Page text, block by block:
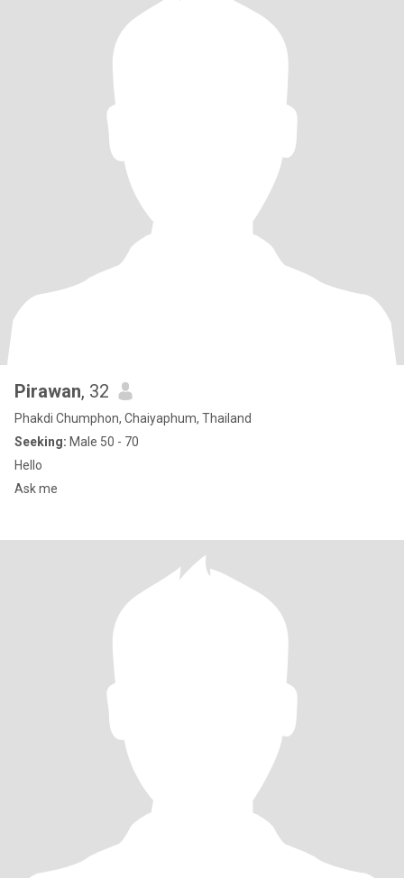
Pirawan, 32
Phakdi Chumphon, Chaiyaphum, Thailand
Seeking: Male 50 - 70
Hello
Ask me